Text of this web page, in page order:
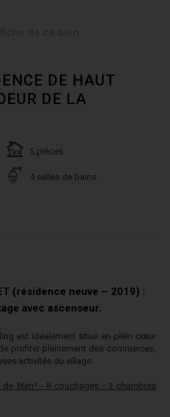
DE HAUT
DE LA
5 pièces
4 salles de bains
(résidence neuve – 2019) :
avec ascenseur.
est idéalement situé en plein cœur
profiter pleinement des commerces,
activités du village.
86m² - 8 couchages - 3 chambres